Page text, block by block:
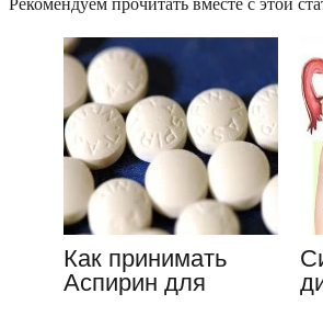
Рекомендуем прочитать вместе с этой
Как принимать
Аспирин для